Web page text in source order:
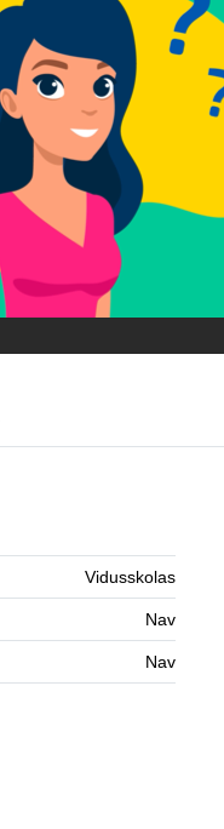
Vidusskolas
Nav
Nav